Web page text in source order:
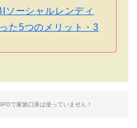
ソーシャルレンディ
た5つのメリット・3
IPOで家族口座は使っていません！